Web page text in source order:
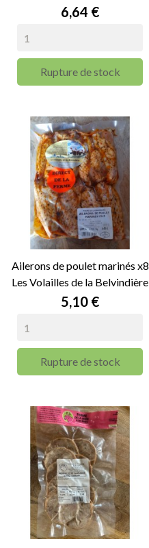
Prix
6,64 €
Rupture de stock
Ailerons de poulet marinés x8
Les Volailles de la Belvindière
- 760g
Prix
5,10 €
Rupture de stock